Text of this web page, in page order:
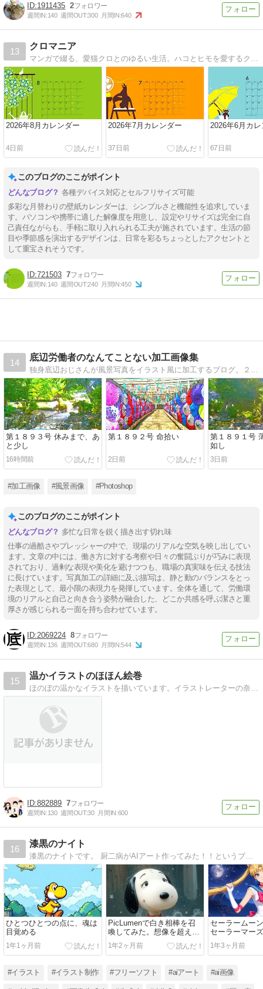
1911435 2
週間IN:140 週間OUT:300 月間IN:640
13
クロマニア
マンガで綴る、愛猫クロとのゆるい生活。ハコとヒモを愛するクロネコとサケとハナに溺れるオバサンのグダグダな日常。
2026年8月カレンダー
4日前
2026年7月カレンダー
37日前
2026年6月カレ
67日前
このブログのここがポイント
各種デバイス対応とセルフリサイズ可能
多彩な月替わりの壁紙カレンダーは、シンプルさと機能性を追求していま
す。パソコンや携帯に適した解像度を用意し、設定やリサイズは完全に自
己責任ながらも、手軽に取り入れられる工夫が施されています。生活の節
目や季節感を演出するデザインは、日常を彩るちょっとしたアクセントと
して重宝されそうです。
721503 7
週間IN:140 週間OUT:240 月間IN:450
14
底辺労働者のなんてことない加工画像集
第１８９３号 休みまで、あ
と少し
16時間前
第１８９２号 命拾い
2日前
第１８９１号
如し
3日前
#加工画像 #風景画像 #Photoshop
このブログのここがポイント
多忙な日常を鋭く描き出す切れ味
仕事の過酷さやプレッシャーの中で、現場のリアルな空気を映し出してい
ます。文章の中には、働き方に対する考察や日々の奮闘ぶりが巧みに表現
されており、過剰な表現や美化を避けつつも、職場の真実味を伝える技法
に長けています。写真加工の詳細に及ぶ描写は、静と動のバランスをとっ
た表現として、最小限の表現力を発揮しています。全体を通して、労働環
境のリアルと自己と向き合う姿勢が融合した、どこか共感を呼ぶ潔さと重
厚さが感じられる一面を持ち合わせています。
2069224 8
週間IN:136 週間OUT:680 月間IN:544
15
温かイラストのほほん絵巻
ほのぼの温かなイラストを描いています。イラストレーターの奈央キミコです。
882889 7
週間IN:130 週間OUT:30 月間IN:600
16
漆黒のナイト
漆黒のナイトです。 厨二病がAIアート作ってみた！！というブログです。楽しんでいきたまえ！！
ひとつひとつの点に、魂は
目覚める
1年1ヶ月前
PicLumenで白き相棒を召
喚してみた。想像を超えた
存在、降臨！
1年2ヶ月前
セーラームー
セーラーマー
てみた
1年3ヶ月前
#イラスト #イラスト制作 #フリーソフト #aiアート #ai画像